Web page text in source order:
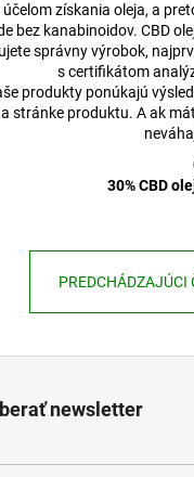
získania oleja, a
bez kanabinoidov. CBD
správny výrobok,
s certifikátom
produkty ponúkajú
stránke produktu. A ak
30% CBD
PREDCHÁDZAJÚCI
newsletter